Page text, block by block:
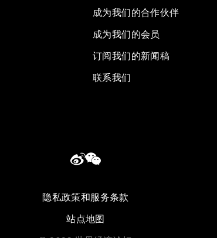
成为我们的合作伙伴
成为我们的会员
订阅我们的新闻稿
联系我们
隐私政策和服务条款
站点地图